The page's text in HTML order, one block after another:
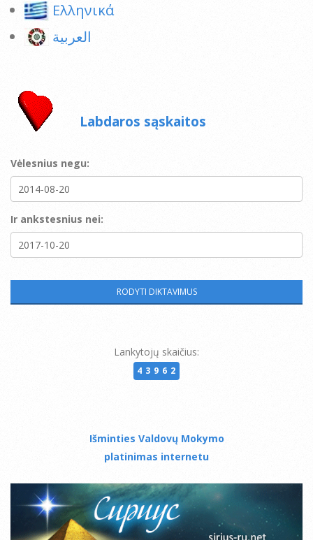
Ελληνικά
العربية
Labdaros sąskaitos
Vėlesnius negu:
Ir ankstesnius nei:
Lankytojų skaičius:
43962
Išminties Valdovų Mokymo
platinimas internetu